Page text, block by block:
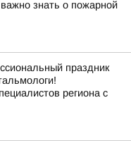
знать о пожарной
праздник
региона с